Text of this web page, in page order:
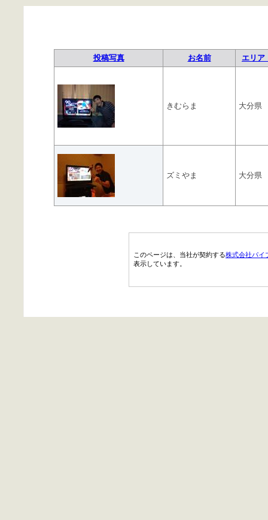
投稿写真 お名前 エリ
きむらま 大分県
ズミやま 大分県
このページは、当社が契約する株式会社パイ
表示しています。